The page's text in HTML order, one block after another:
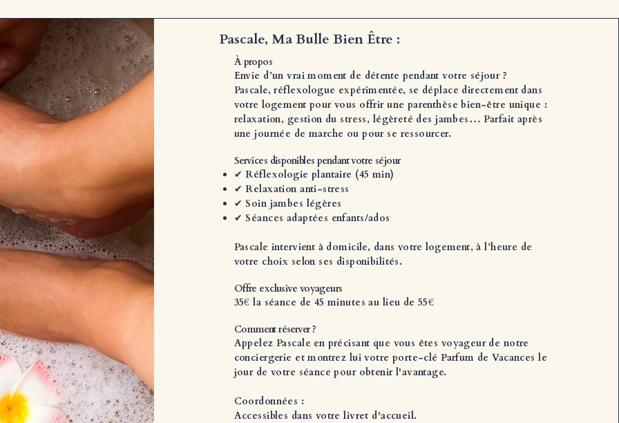
Pascale, Ma Bulle Bien Être :
À propos
Envie d’un vrai moment de détente pendant votre séjour ?
Pascale, réflexologue expérimentée, se déplace directement dans
votre logement pour vous offrir une parenthèse bien-être unique :
relaxation, gestion du stress, légèreté des jambes… Parfait après
une journée de marche ou pour se ressourcer.
Services disponibles pendant votre séjour
✔ Réflexologie plantaire (45 min)
✔ Relaxation anti-stress
✔ Soin jambes légères
✔ Séances adaptées enfants/ados
Pascale intervient à domicile, dans votre logement, à l’heure de
votre choix selon ses disponibilités.
Offre exclusive voyageurs
35€ la séance de 45 minutes au lieu de 55€
Comment réserver ?
Appelez Pascale en précisant que vous êtes voyageur de notre
conciergerie et montrez lui votre porte-clé Parfum de Vacances le
jour de votre séance pour obtenir l'avantage.
Coordonnées :
Accessibles dans votre livret d'accueil.